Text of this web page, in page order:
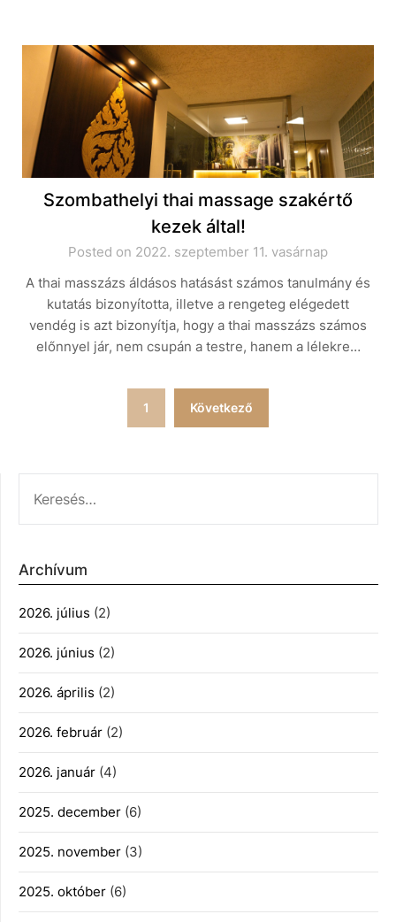
Szombathelyi thai massage szakértő
kezek által!
Posted on 2022. szeptember 11. vasárnap
A thai masszázs áldásos hatásást számos tanulmány és
kutatás bizonyította, illetve a rengeteg elégedett
vendég is azt bizonyítja, hogy a thai masszázs számos
előnnyel jár, nem csupán a testre, hanem a lélekre…
1 Következő
Archívum
2026. július (2)
2026. június (2)
2026. április (2)
2026. február (2)
2026. január (4)
2025. december (6)
2025. november (3)
2025. október (6)